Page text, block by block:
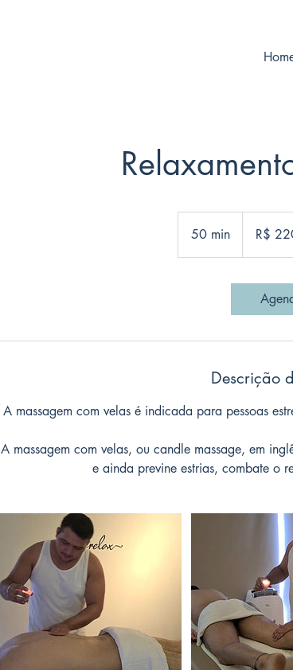
50 min
0
brasileiros
R$
Descrição
A massagem com velas é indicada para pessoas
A massagem com velas, ou candle massage, em
e ainda previne estrias, combate o